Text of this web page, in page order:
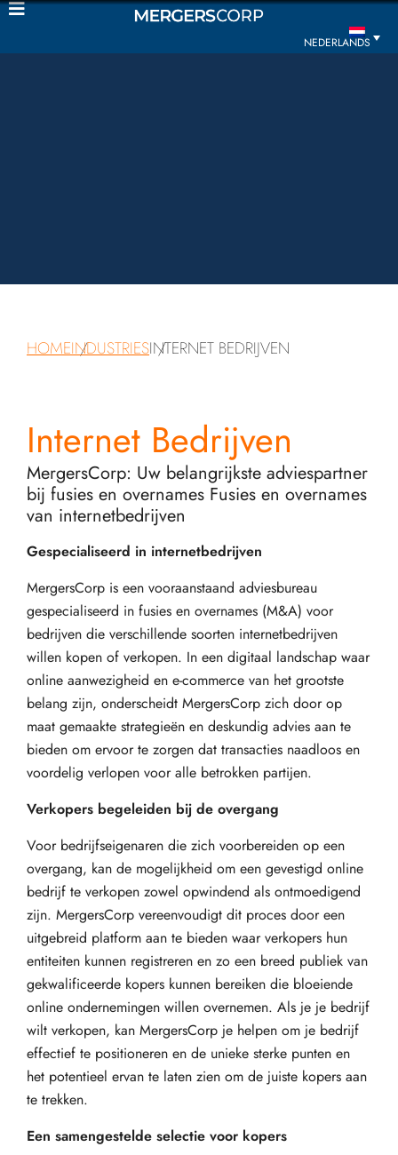
NEDERLANDS
HOMEINDUSTRIESINTERNET BEDRIJVEN
Internet Bedrijven
MergersCorp: Uw belangrijkste adviespartner
bij fusies en overnames Fusies en overnames
van internetbedrijven
Gespecialiseerd in internetbedrijven
MergersCorp is een vooraanstaand adviesbureau
gespecialiseerd in fusies en overnames (M&A) voor
bedrijven die verschillende soorten internetbedrijven
willen kopen of verkopen. In een digitaal landschap waar
online aanwezigheid en e-commerce van het grootste
belang zijn, onderscheidt MergersCorp zich door op
maat gemaakte strategieën en deskundig advies aan te
bieden om ervoor te zorgen dat transacties naadloos en
voordelig verlopen voor alle betrokken partijen.
Verkopers begeleiden bij de overgang
Voor bedrijfseigenaren die zich voorbereiden op een
overgang, kan de mogelijkheid om een gevestigd online
bedrijf te verkopen zowel opwindend als ontmoedigend
zijn. MergersCorp vereenvoudigt dit proces door een
uitgebreid platform aan te bieden waar verkopers hun
entiteiten kunnen registreren en zo een breed publiek van
gekwalificeerde kopers kunnen bereiken die bloeiende
online ondernemingen willen overnemen. Als je je bedrijf
wilt verkopen, kan MergersCorp je helpen om je bedrijf
effectief te positioneren en de unieke sterke punten en
het potentieel ervan te laten zien om de juiste kopers aan
te trekken.
Een samengestelde selectie voor kopers